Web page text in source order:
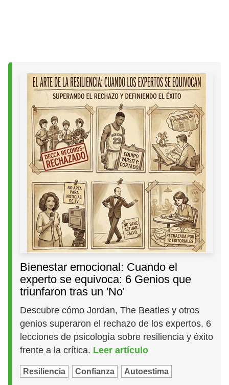
Bienestar emocional: Cuando el
experto se equivoca: 6 Genios que
triunfaron tras un 'No'
Descubre cómo Jordan, The Beatles y otros
genios superaron el rechazo de los expertos. 6
lecciones de psicología sobre resiliencia y éxito
frente a la crítica. Leer artículo
Resiliencia Confianza Autoestima